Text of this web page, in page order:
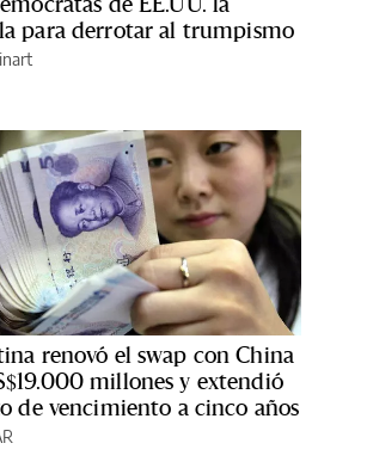
para derrotar al trumpismo
renovó el swap con China
millones y extendió
de vencimiento a cinco años